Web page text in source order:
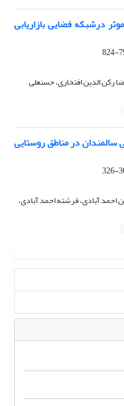
درشبکه فضایی بازاریابی
رکن الدین افتخاری، حسنعلی
در مناطق روستایی
آبادی، فرشته احمد آبادی،